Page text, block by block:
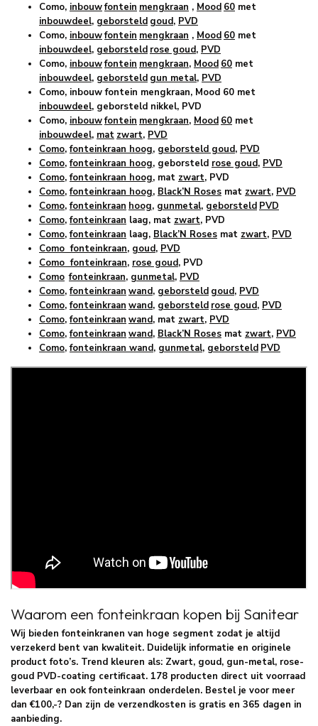
Como, inbouwfontein mengkraan , Mood 60 met
inbouwdeel, geborsteld goud, PVD
Como, inbouwfontein mengkraan , Mood 60 met
inbouwdeel, geborsteld rose goud, PVD
Como, inbouwfontein mengkraan, Mood 60 met
inbouwdeel, geborsteld gun metal, PVD
Como, inbouw fontein mengkraan, Mood 60 met
inbouwdeel, geborsteld nikkel, PVD
Como, inbouwfontein mengkraan, Mood 60 met
inbouwdeel, mat zwart, PVD
Como,fonteinkraan hoog, geborsteld goud, PVD
Como,fonteinkraan hoog, geborsteld rose goud, PVD
Como,fonteinkraan hoog, mat zwart, PVD
Como,fonteinkraan hoog, Black’N Roses mat zwart, PVD
Como,fonteinkraan hoog, gunmetal, geborsteld PVD
Como,fonteinkraan laag, mat zwart, PVD
Como,fonteinkraan laag, Black’N Roses mat zwart, PVD
Como fonteinkraan, goud, PVD
Como fonteinkraan, rose goud, PVD
Como fonteinkraan, gunmetal, PVD
Como,fonteinkraan wand, geborsteld goud, PVD
Como,fonteinkraan wand, geborsteld rose goud, PVD
Como,fonteinkraan wand, mat zwart, PVD
Como,fonteinkraan wand, Black’N Roses mat zwart, PVD
Como,fonteinkraan wand, gunmetal, geborsteld PVD
Waarom een fonteinkraan kopen bij Sanitear
Wij bieden fonteinkranen van hoge segment zodat je altijd
verzekerd bent van kwaliteit. Duidelijk informatie en originele
product foto’s. Trend kleuren als: Zwart, goud, gun-metal, rose-
goud PVD-coating certificaat. 178 producten direct uit voorraad
leverbaar en ook fonteinkraan onderdelen. Bestel je voor meer
dan €100,-? Dan zijn de verzendkosten is gratis en 365 dagen in
aanbieding.